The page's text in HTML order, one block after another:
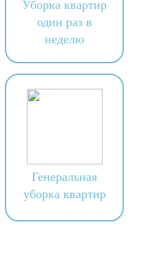
Уборка квартир
один раз в
неделю
Генеральная
уборка квартир